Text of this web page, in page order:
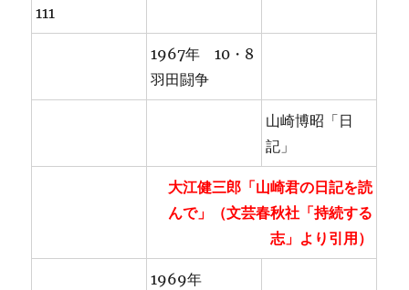
111
1967年 10・8
羽田闘争
山崎博昭「日
記」
大江健三郎「山崎君の日記を読
んで」（文芸春秋社「持続する
志」より引用）
1969年